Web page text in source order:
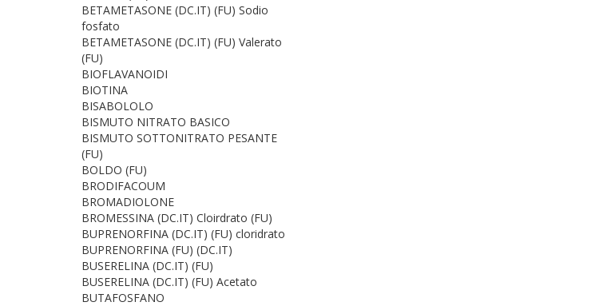
BETAMETASONE (DC.IT) (FU) Sodio
fosfato
BETAMETASONE (DC.IT) (FU) Valerato
(FU)
BIOFLAVANOIDI
BIOTINA
BISABOLOLO
BISMUTO NITRATO BASICO
BISMUTO SOTTONITRATO PESANTE
(FU)
BOLDO (FU)
BRODIFACOUM
BROMADIOLONE
BROMESSINA (DC.IT) Cloirdrato (FU)
BUPRENORFINA (DC.IT) (FU) cloridrato
BUPRENORFINA (FU) (DC.IT)
BUSERELINA (DC.IT) (FU)
BUSERELINA (DC.IT) (FU) Acetato
BUTAFOSFANO